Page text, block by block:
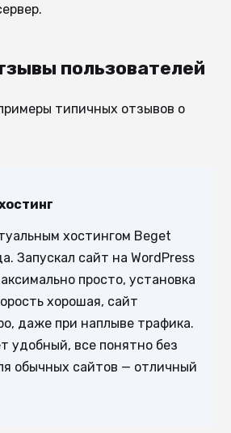
пользователей
типичных отзывов о
хостингом Beget
Запускал сайт на WordPress
просто, установка
хорошая, сайт
даже при наплыве трафика.
удобный, все понятно без
обычных сайтов — отличный